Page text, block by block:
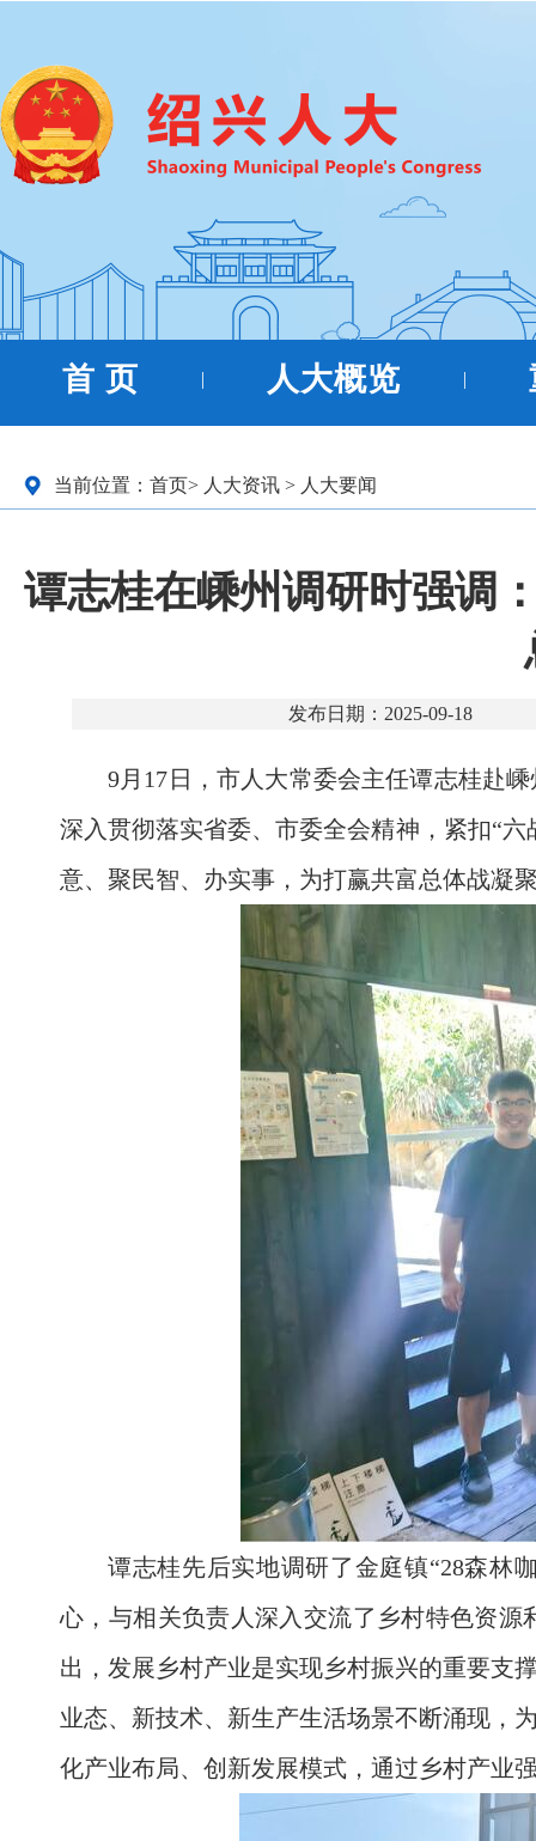
首 页 | 人大概览 |
当前位置： 首页> 人大资讯 > 人大要闻
谭志桂在嵊州调研时强调
发布日期：2025-09-18
9月17日，市人大常委会主任谭志桂赴
深入贯彻落实省委、市委全会精神，紧扣“
意、聚民智、办实事，为打赢共富总体战凝
谭志桂先后实地调研了金庭镇“28森林
心，与相关负责人深入交流了乡村特色资
出，发展乡村产业是实现乡村振兴的重要支
业态、新技术、新生产生活场景不断涌现，
化产业布局、创新发展模式，通过乡村产业